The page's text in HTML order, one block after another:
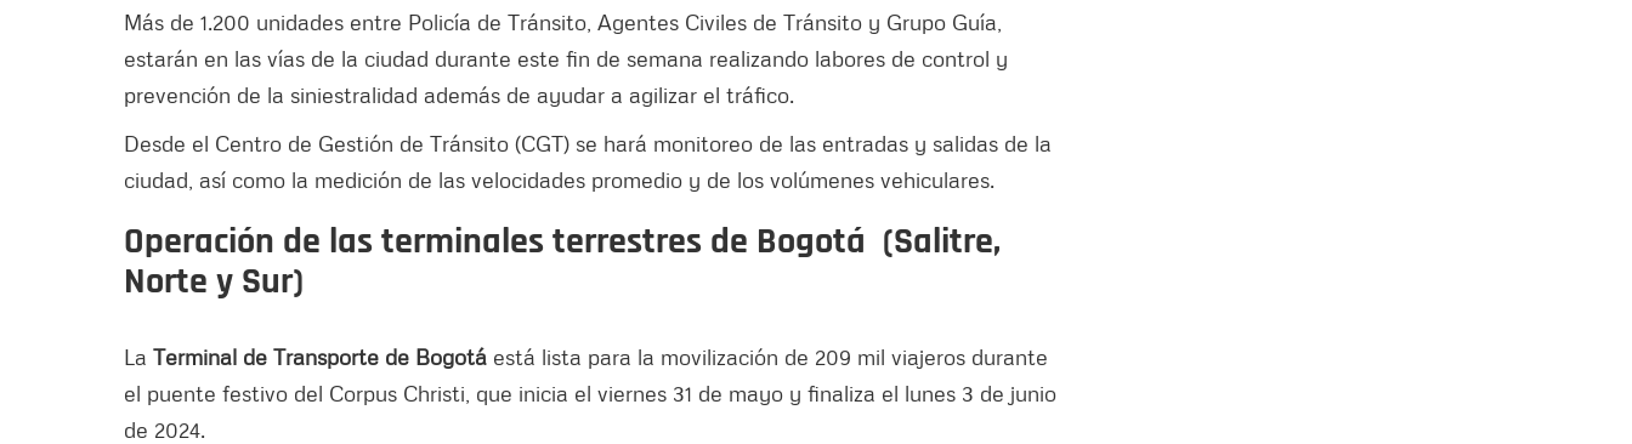
Más de 1.200 unidades entre Policía de Tránsito, Agentes Civiles de Tránsito y Grupo Guía,
estarán en las vías de la ciudad durante este fin de semana realizando labores de control y
prevención de la siniestralidad además de ayudar a agilizar el tráfico.
Desde el Centro de Gestión de Tránsito (CGT) se hará monitoreo de las entradas y salidas de la
ciudad, así como la medición de las velocidades promedio y de los volúmenes vehiculares.
Operación de las terminales terrestres de Bogotá (Salitre,
Norte y Sur)
La Terminal de Transporte de Bogotá está lista para la movilización de 209 mil viajeros durante
el puente festivo del Corpus Christi, que inicia el viernes 31 de mayo y finaliza el lunes 3 de junio
de 2024.